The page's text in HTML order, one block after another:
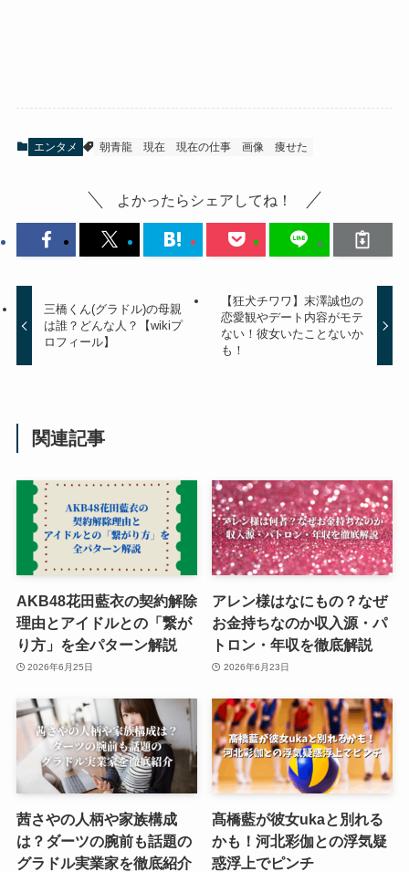
エンタメ 朝青龍 現在 現在の仕事 画像 痩せた
よかったらシェアしてね！
三橋くん(グラドル)の母親
は誰？どんな人？【wikiプ
ロフィール】
【狂犬チワワ】末澤誠也の
恋愛観やデート内容がモテ
ない！彼女いたことないか
も！
関連記事
AKB48花田藍衣の契約解除
理由とアイドルとの「繋が
り方」を全パターン解説
2026年6月25日
アレン様はなにもの？なぜ
お金持ちなのか収入源・パ
トロン・年収を徹底解説
2026年6月23日
茜さやの人柄や家族構成
は？ダーツの腕前も話題の
グラドル実業家を徹底紹介
髙橋藍が彼女ukaと別れる
かも！河北彩伽との浮気疑
惑浮上でピンチ